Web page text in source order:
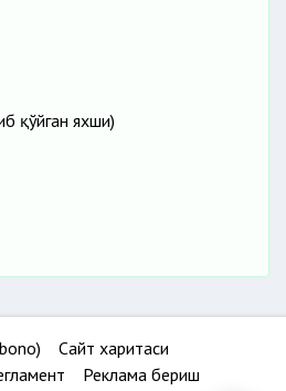
қўйган яхши)
Сайт харитаси
Реклама бериш